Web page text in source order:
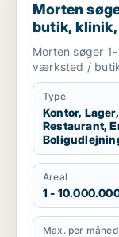
Morten
butik,
Nordjylland
Morten søger
værksted /
Type
Kontor,
Restaurant,
Areal
1 -
Max. per måned